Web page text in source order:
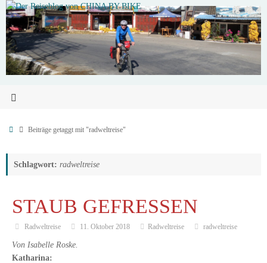
Beiträge getaggt mit "radweltreise"
Schlagwort: radweltreise
STAUB GEFRESSEN
Radweltreise 11. Oktober 2018 Radweltreise radweltreise
Von Isabelle Roske.
Katharina: